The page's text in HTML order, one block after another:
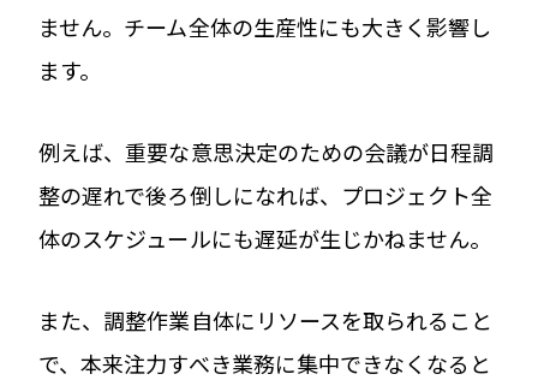
ません。チーム全体の生産性にも大きく影響し
ます。
例えば、重要な意思決定のための会議が日程調
整の遅れで後ろ倒しになれば、プロジェクト全
体のスケジュールにも遅延が生じかねません。
また、調整作業自体にリソースを取られること
で、本来注力すべき業務に集中できなくなると